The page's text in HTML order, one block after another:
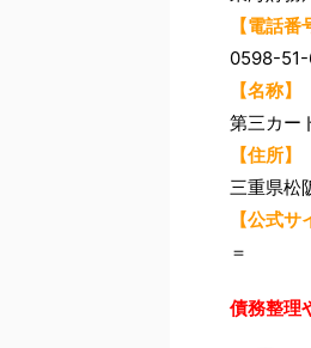
【電話番
0598-
【名称】
第三カー
【住所】
三重県松
【公式
＝
債務整理